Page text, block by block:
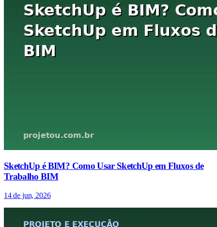
SketchUp é BIM? Como Usar SketchUp em Fluxos de
Trabalho BIM
14 de jun, 2026